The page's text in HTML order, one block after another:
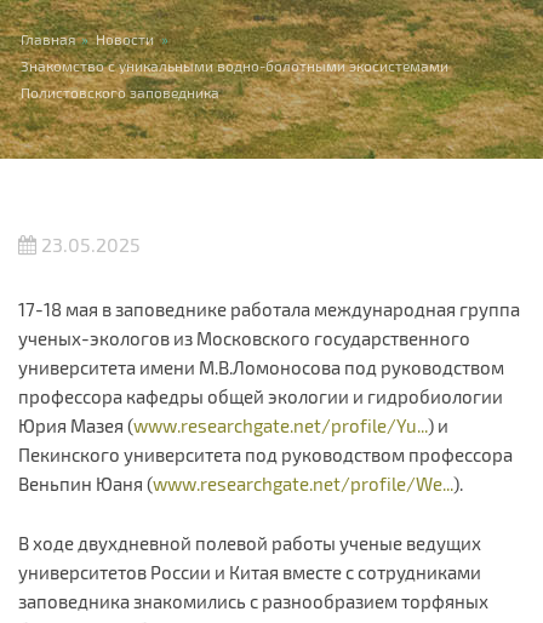
You are here
Главная » Новости »
Знакомство с уникальными водно-болотными экосистемами
Полистовского заповедника
23.05.2025
17-18 мая в заповеднике работала международная группа
ученых-экологов из Московского государственного
университета имени М.В.Ломоносова под руководством
профессора кафедры общей экологии и гидробиологии
Юрия Мазея (www.researchgate.net/profile/Yu...) и
Пекинского университета под руководством профессора
Веньпин Юаня (www.researchgate.net/profile/We...).
В ходе двухдневной полевой работы ученые ведущих
университетов России и Китая вместе с сотрудниками
заповедника знакомились с разнообразием торфяных